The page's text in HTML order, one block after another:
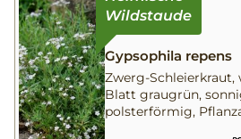
Gypsophila repens
Zwerg-Schleierkraut,
Blatt graugrün,
polsterförmig,